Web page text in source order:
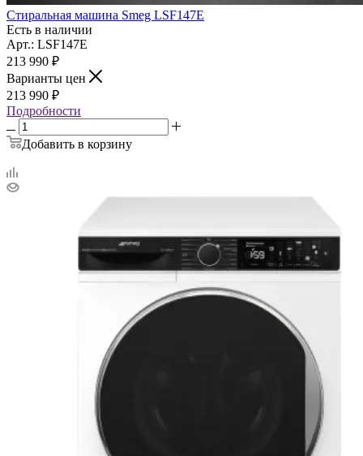
Стиральная машина Smeg LSF147E
Есть в наличии
Арт.: LSF147E
213 990 ₽
Варианты цен
213 990 ₽
Подробности
Добавить в корзину